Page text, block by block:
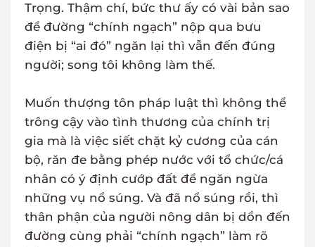
Trọng. Thậm chí, bức thư ấy có vài bản sao
để đường “chính ngạch” nộp qua bưu
điện bị “ai đó” ngăn lại thì vẫn đến đúng
người; song tôi không làm thế.
Muốn thượng tôn pháp luật thì không thể
trông cậy vào tình thương của chính trị
gia mà là việc siết chặt kỷ cương của cán
bộ, răn đe bằng phép nước với tổ chức/cá
nhân có ý định cướp đất để ngăn ngừa
những vụ nổ súng. Và đã nổ súng rồi, thì
thân phận của người nông dân bị dồn đến
đường cùng phải “chính ngạch” làm rõ